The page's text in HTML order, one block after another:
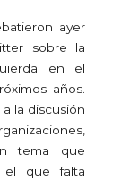
ayer
sobre la
en el
años.
la discusión
tema que
el que falta